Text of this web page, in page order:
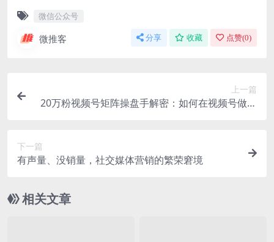
微信公众号
微推客 分享 收藏 点赞(0)
上一篇
20万粉视频号矩阵操盘手解密：如何在视频号做爆
下一篇
有声量、没销量，社交媒体营销的繁荣窘境
相关文章